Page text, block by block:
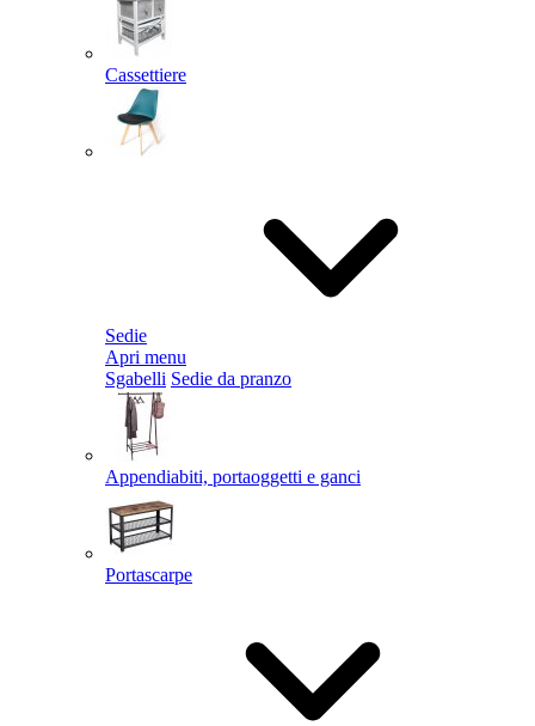
Cassettiere
Sedie
Apri menu
Sgabelli Sedie da pranzo
Appendiabiti, portaoggetti e ganci
Portascarpe